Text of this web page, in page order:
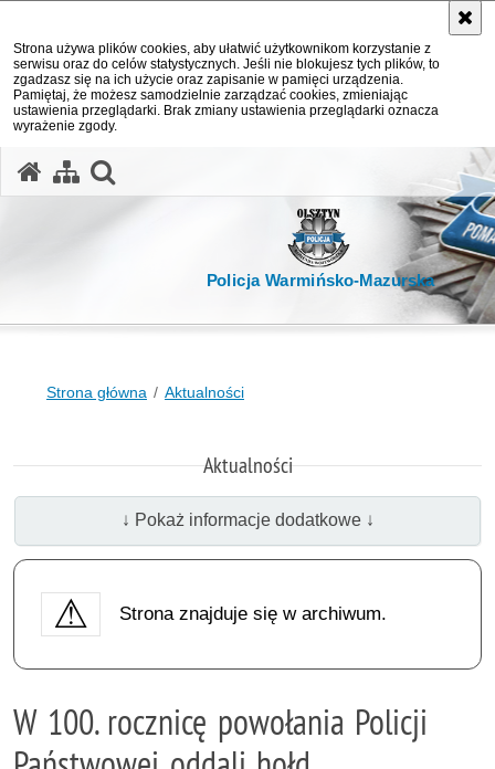
Strona używa plików cookies, aby ułatwić użytkownikom korzystanie z
serwisu oraz do celów statystycznych. Jeśli nie blokujesz tych plików, to
zgadzasz się na ich użycie oraz zapisanie w pamięci urządzenia.
Pamiętaj, że możesz samodzielnie zarządzać cookies, zmieniając
ustawienia przeglądarki. Brak zmiany ustawienia przeglądarki oznacza
wyrażenie zgody.
Policja Warmińsko-Mazurska
Strona główna Aktualności
Aktualności
↓ Pokaż informacje dodatkowe ↓
Strona znajduje się w archiwum.
W 100. rocznicę powołania Policji